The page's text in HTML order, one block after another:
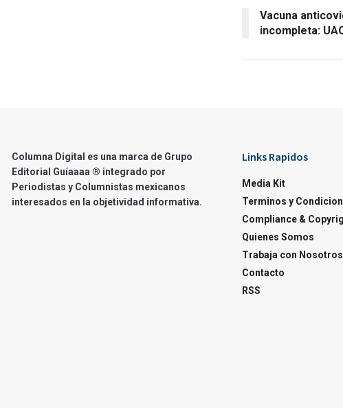
Vacuna
incompleta:
Columna Digital es una marca de Grupo
Editorial Guíaaaa ® integrado por
Periodistas y Columnistas mexicanos
interesados en la objetividad informativa.
Links Rapidos
Media Kit
Terminos y
Compliance &
Quienes Somos
Trabaja con Nosotros
Contacto
RSS